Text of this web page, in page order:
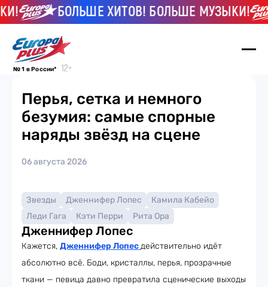
БОЛЬШЕ ХИТОВ! БОЛЬШЕ МУЗЫКИ!
№ 1 в России*
Перья, сетка и немного
безумия: самые спорные
наряды звёзд на сцене
06 августа 2026
Звезды Дженнифер Лопес
Камила Кабейо
Леди Гага
Кэти Перри Рита Ора
Дженнифер Лопес
Кажется, Дженнифер Лопесдействительно идёт
абсолютно всё. Боди, кристаллы, перья, прозрачные
ткани — певица давно превратила сценические выходы